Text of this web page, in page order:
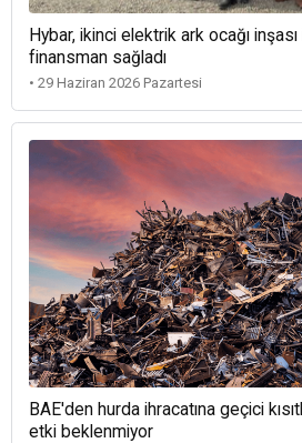
Hybar, ikinci elektrik ark ocağı
finansman sağladı
• 29 Haziran 2026 Pazartesi
BAE'den hurda ihracatına geçici
etki beklenmiyor